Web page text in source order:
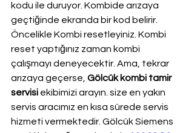
kodu ile duruyor. Kombide arızaya
geçtiğinde ekranda bir kod belirir.
Öncelikle Kombi resetleyiniz. Kombi
reset yaptığınız zaman kombi
çalışmayı deneyecektir. Ama, tekrar
arızaya geçerse, Gölcük kombi tamir
servisi ekibimizi arayın. size en yakın
servis aracımız en kısa sürede servis
hizmeti vermektedir. Gölcük Siemens